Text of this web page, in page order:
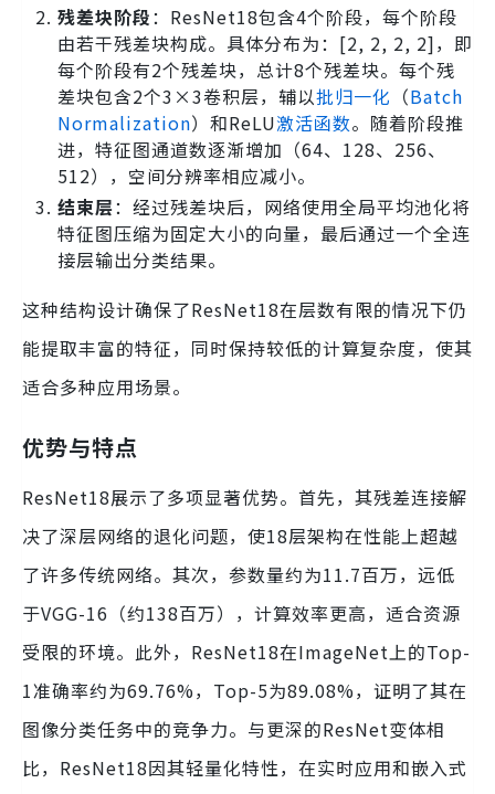
残差块阶段：ResNet18包含4个阶段，每个阶段
由若干残差块构成。具体分布为：[2, 2, 2, 2]，即
每个阶段有2个残差块，总计8个残差块。每个残
差块包含2个3×3卷积层，辅以批归一化 （Batch
Normalization）和ReLU激活函数。随着阶段推
进，特征图通道数逐渐增加（64、128、256、
512），空间分辨率相应减小。
结束层：经过残差块后，网络使用全局平均池化将
特征图压缩为固定大小的向量，最后通过一个全连
接层输出分类结果。
这种结构设计确保了ResNet18在层数有限的情况下仍
能提取丰富的特征，同时保持较低的计算复杂度，使其
适合多种应用场景。
优势与特点
ResNet18展示了多项显著优势。首先，其残差连接解
决了深层网络的退化问题，使18层架构在性能上超越
了许多传统网络。其次，参数量约为11.7百万，远低
于VGG-16（约138百万），计算效率更高，适合资源
受限的环境。此外，ResNet18在ImageNet上的Top-
1准确率约为69.76%，Top-5为89.08%，证明了其在
图像分类任务中的竞争力。与更深的ResNet变体相
比，ResNet18因其轻量化特性，在实时应用和嵌入式